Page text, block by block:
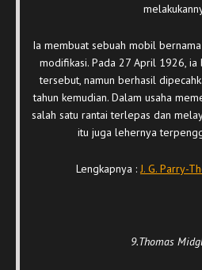
Ia membuat sebuah mobil
modifikasi. Pada 27 April 1926,
tersebut, namun berhasil
tahun kemudian. Dalam usaha
salah satu rantai terlepas dan
itu juga lehernya
Lengkapnya : J. G. Parry-
9.Thomas